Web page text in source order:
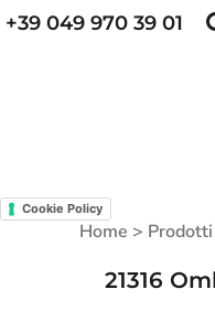
+39 049 970 39 01
Cookie Policy
Home > Prodotti
21316
MAGLIETTE
POLO
DIVISE
POLO